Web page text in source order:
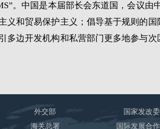
。中国是本届部长会东道国，会议
义和贸易保护主义；倡导基于规则的
多边开发机构和私营部门更多地参与
外交部 国家发改委
海关总署 国际发展合